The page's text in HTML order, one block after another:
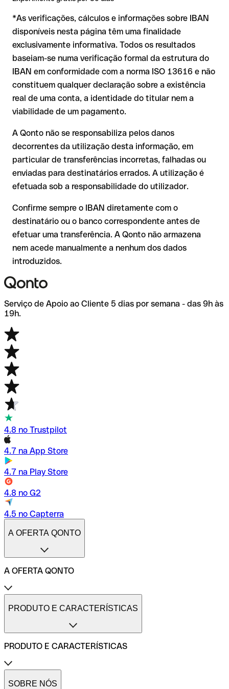
forma outra combinação formalmente válida, a
transferência é executada para uma conta alheia. Nesse
caso:
O banco destinatário é obrigado a colaborar na
recuperação dos fundos
A sua instituição pode iniciar um processo de reclamação a
seu pedido
A devolução não está garantida, especialmente se o
Em transferências internacionais fora da área SEPA, a
recuperação é consideravelmente mais complexa e implica
comissões adicionais
Recomendação : verifique sempre o IBAN antes de uma
transferência com o nosso IBAN Checker gratuito e, em caso
precaução é especialmente importante com montantes
elevados ou em novas relações comerciais.
*As verificações, cálculos e informações sobre IBAN
disponíveis nesta página têm uma finalidade
exclusivamente informativa. Todos os resultados
baseiam-se numa verificação formal da estrutura do
IBAN em conformidade com a norma ISO 13616 e não
constituem qualquer declaração sobre a existência
real de uma conta, a identidade do titular nem a
viabilidade de um pagamento.
A Qonto não se responsabiliza pelos danos
decorrentes da utilização desta informação, em
particular de transferências incorretas, falhadas ou
enviadas para destinatários errados. A utilização é
efetuada sob a responsabilidade do utilizador.
Confirme sempre o IBAN diretamente com o
destinatário ou o banco correspondente antes de
efetuar uma transferência. A Qonto não armazena
nem acede manualmente a nenhum dos dados
introduzidos.
Serviço de Apoio ao Cliente 5 dias por semana - das 9h às
19h.
4.8 no Trustpilot
4.7 na App Store
4.7 na Play Store
4.8 no G2
4.5 no Capterra
A OFERTA QONTO
A OFERTA QONTO
Conta profissional online
Conta profissional para pequenas empresas
Métodos de pagamento
Transferências imediatas
Gestão de despesas profissionais
Comparadores de contas de empresas
PRODUTO E CARACTERÍSTICAS
PRODUTO E CARACTERÍSTICAS
Cartão One
SOBRE NÓS